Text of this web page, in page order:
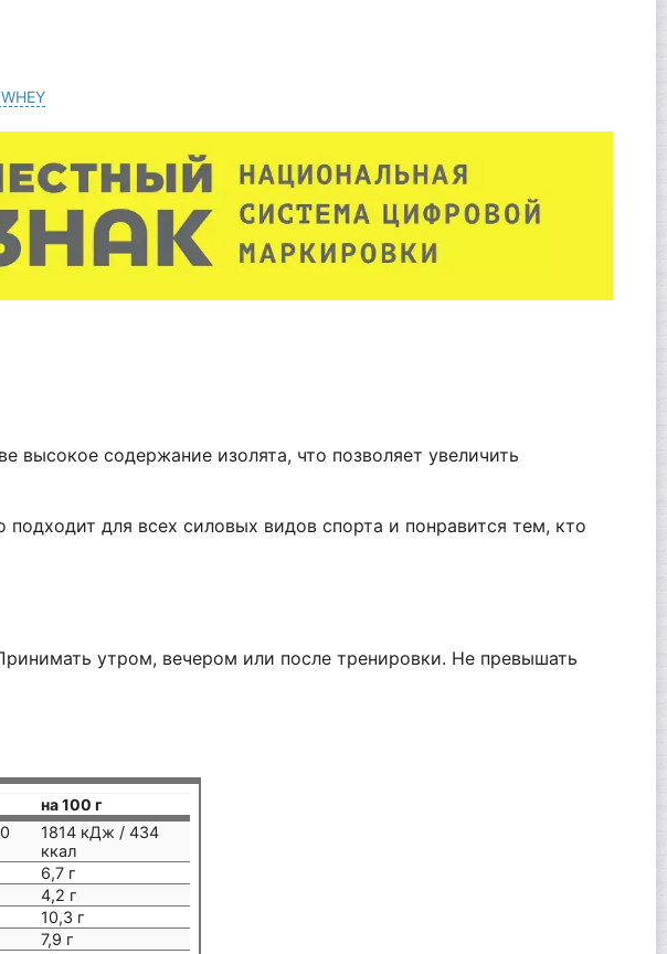
высокое содержание изолята, что позволяет увеличить
для всех силовых видов спорта и понравится тем, кто
утром, вечером или после тренировки. Не превышать
на 100 г
1814 кДж / 434
ккал
6,7 г
4,2 г
10,3 г
7,9 г